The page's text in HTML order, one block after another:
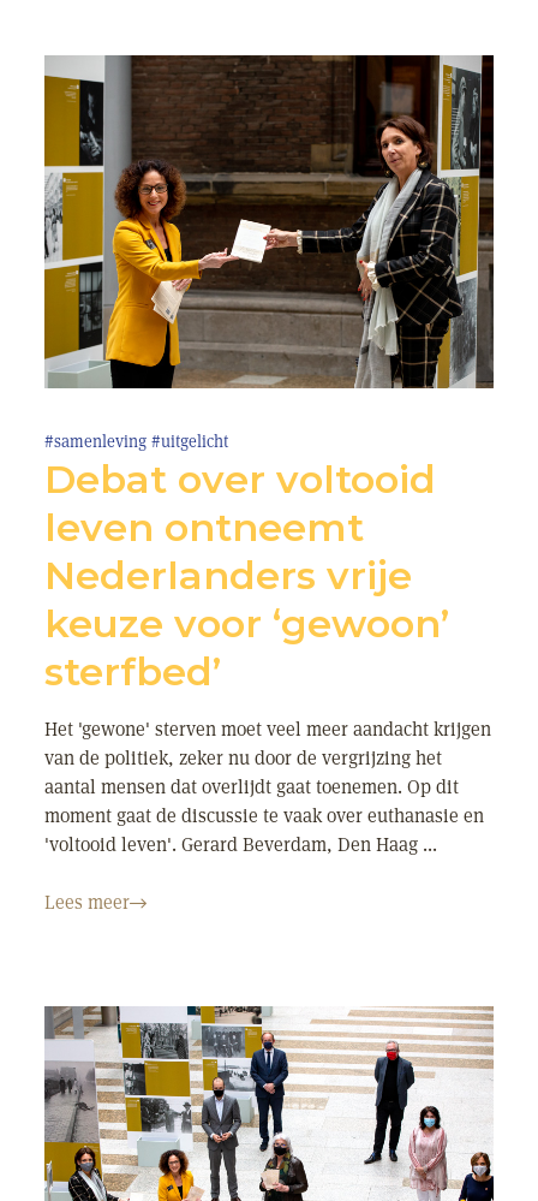
#samenleving #uitgelicht
Debat over voltooid
leven ontneemt
Nederlanders vrije
keuze voor ‘gewoon’
sterfbed’
Het 'gewone' sterven moet veel meer aandacht krijgen
van de politiek, zeker nu door de vergrijzing het
aantal mensen dat overlijdt gaat toenemen. Op dit
moment gaat de discussie te vaak over euthanasie en
'voltooid leven'. Gerard Beverdam, Den Haag ...
Lees meer